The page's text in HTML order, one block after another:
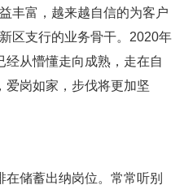
丰富，越来越自信的为客户
区支行的业务骨干。2020年
从懵懂走向成熟，走在自
爱岗如家，步伐将更加坚
储蓄出纳岗位。常常听别